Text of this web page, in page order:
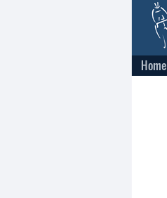
Home